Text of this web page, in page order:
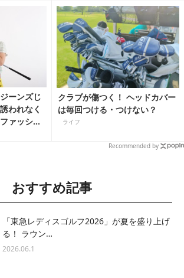
ーンズじ
われなく
ァッショ
クラブが傷つく！ ヘッドカバー
は毎回つける・つけない？
ライフ
Recommended by
おすすめ記事
「東急レディスゴルフ2026」が夏を盛り上げ
る！ ラウン…
2026.06.1